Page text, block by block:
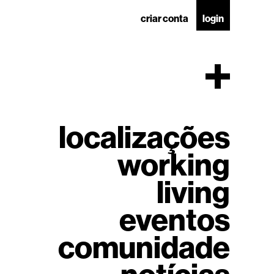
criar conta login
localizações
working
living
eventos
comunidade